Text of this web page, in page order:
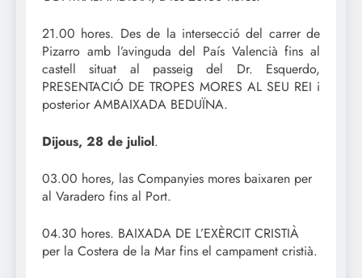
21.00 hores. Des de la intersecció del carrer de
Pizarro amb l’avinguda del País Valencià fins al
castell situat al passeig del Dr. Esquerdo,
PRESENTACIÓ DE TROPES MORES AL SEU REI i
posterior AMBAIXADA BEDUÏNA.
Dijous, 28 de juliol.
03.00 hores, las Companyies mores baixaren per
al Varadero fins al Port.
04.30 hores. BAIXADA DE L’EXÈRCIT CRISTIÀ
per la Costera de la Mar fins el campament cristià.